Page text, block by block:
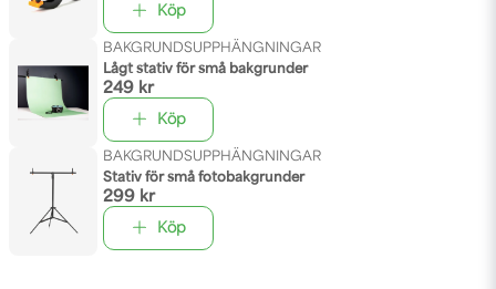
Köp
BAKGRUNDSUPPHÄNGNINGAR
Lågt stativ för små bakgrunder
249 kr
Köp
BAKGRUNDSUPPHÄNGNINGAR
Stativ för små fotobakgrunder
299 kr
Köp